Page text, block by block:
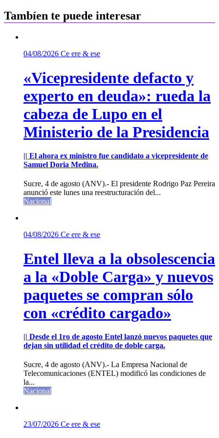
Tambíen te puede interesar
04/08/2026 Ce ere & ese
«Vicepresidente defacto y
experto en deuda»: rueda la
cabeza de Lupo en el
Ministerio de la Presidencia
|| El ahora ex ministro fue candidato a vicepresidente de
Samuel Doria Medina.
Sucre, 4 de agosto (ANV).- El presidente Rodrigo Paz Pereira
anunció este lunes una reestructuración del...
Nacional
04/08/2026 Ce ere & ese
Entel lleva a la obsolescencia
a la «Doble Carga» y nuevos
paquetes se compran sólo
con «crédito cargado»
|| Desde el 1ro de agosto Entel lanzó nuevos paquetes que
dejan sin utilidad el crédito de doble carga.
Sucre, 4 de agosto (ANV).- La Empresa Nacional de
Telecomunicaciones (ENTEL) modificó las condiciones de
la...
Nacional
23/07/2026 Ce ere & ese